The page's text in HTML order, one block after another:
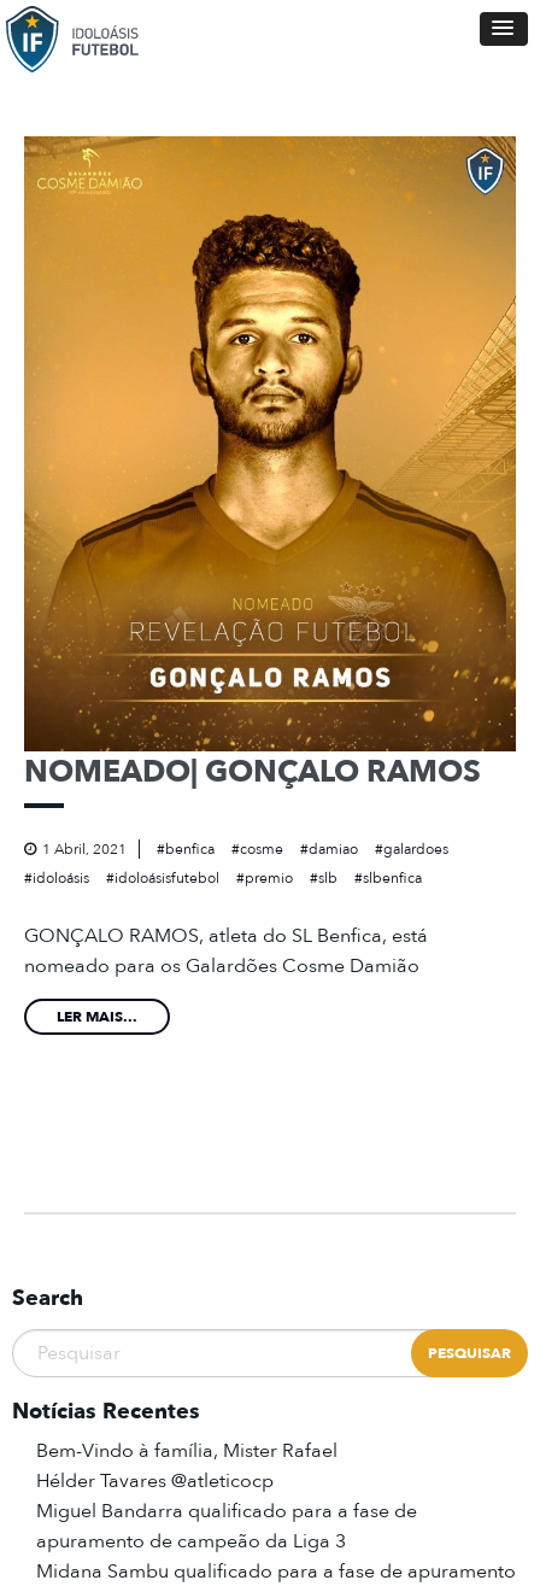
NOMEADO| GONÇALO RAMOS
1 Abril, 2021 benfica cosme damiao
galardoes
idoloásis
idoloásisfutebol premio slb slbenfica
GONÇALO RAMOS, atleta do SL Benfica, está
nomeado para os Galardões Cosme Damião
LER MAIS...
Search
Notícias Recentes
Bem-Vindo à família, Mister Rafael
Hélder Tavares @atleticocp
Miguel Bandarra qualificado para a fase de
apuramento de campeão da Liga 3
Midana Sambu qualificado para a fase de apuramento